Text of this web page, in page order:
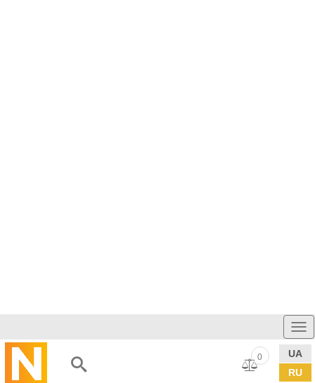
UA
RU
0